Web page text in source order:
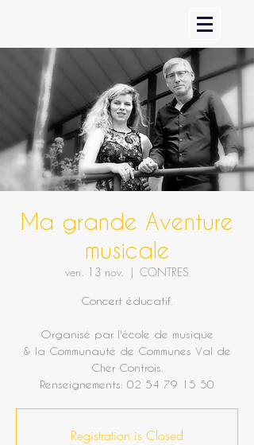
Ma grande Aventure
musicale
ven. 13 nov.
  |
CONTRES
Concert éducatif.
Organisé par l'école de musique
& la Communauté de Communes Val de
Cher Controis.
Renseignements: 02 54 79 15 50
Registration is Closed